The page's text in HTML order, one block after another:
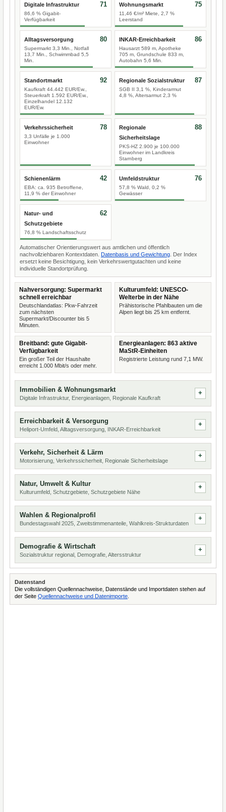
Digitale Infrastruktur
86,6 % Gigabit-
Verfügbarkeit
71 Wohnungsmarkt
11,46 €/m² Miete, 2,7 %
Leerstand
75
Alltagsversorgung
Supermarkt 3,3 Min., Notfall
13,7 Min., Schwimmbad 5,5
Min.
80 INKAR-Erreichbarkeit
Hausarzt 589 m, Apotheke
705 m, Grundschule 833 m,
Autobahn 5,6 Min.
86
Standortmarkt
Kaufkraft 44.442 EUR/Ew.,
Steuerkraft 1.592 EUR/Ew.,
Einzelhandel 12.132
EUR/Ew.
92 Regionale Sozialstruktur
SGB II 3,1 %, Kinderarmut
4,8 %, Altersarmut 2,3 %
87
Verkehrssicherheit
3,3 Unfälle je 1.000
Einwohner
78
Regionale
Sicherheitslage
PKS-HZ 2.900 je 100.000
Einwohner im Landkreis
Starnberg
88
Schienenlärm
EBA: ca. 935 Betroffene,
11,9 % der Einwohner
42 Umfeldstruktur
57,8 % Wald, 0,2 %
Gewässer
76
Natur- und
Schutzgebiete
76,8 % Landschaftsschutz
62
Automatischer Orientierungswert aus amtlichen und öffentlich
nachvollziehbaren Kontextdaten. Datenbasis und Gewichtung . Der Index
ersetzt keine Besichtigung, kein Verkehrswertgutachten und keine
individuelle Standortprüfung.
Nahversorgung: Supermarkt
schnell erreichbar
Deutschlandatlas: Pkw-Fahrzeit
zum nächsten
Supermarkt/Discounter bis 5
Minuten.
Kulturumfeld: UNESCO-
Welterbe in der Nähe
Prähistorische Pfahlbauten um die
Alpen liegt bis 25 km entfernt.
Breitband: gute Gigabit-
Verfügbarkeit
Ein großer Teil der Haushalte
erreicht 1.000 Mbit/s oder mehr.
Energieanlagen: 863 aktive
MaStR-Einheiten
Registrierte Leistung rund 7,1 MW.
Immobilien & Wohnungsmarkt
Digitale Infrastruktur, Energieanlagen, Regionale Kaufkraft
Erreichbarkeit & Versorgung
Heliport-Umfeld, Alltagsversorgung, INKAR-Erreichbarkeit
Verkehr, Sicherheit & Lärm
Motorisierung, Verkehrssicherheit, Regionale Sicherheitslage
Natur, Umwelt & Kultur
Kulturumfeld, Schutzgebiete, Schutzgebiete Nähe
Wahlen & Regionalprofil
Bundestagswahl 2025, Zweitstimmenanteile, Wahlkreis-Strukturdaten
Demografie & Wirtschaft
Sozialstruktur regional, Demografie, Altersstruktur
Datenstand
Die vollständigen Quellennachweise, Datenstände und Importdaten stehen auf
der Seite Quellennachweise und Datenimporte